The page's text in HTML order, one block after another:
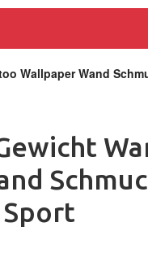
Wallpaper Wand